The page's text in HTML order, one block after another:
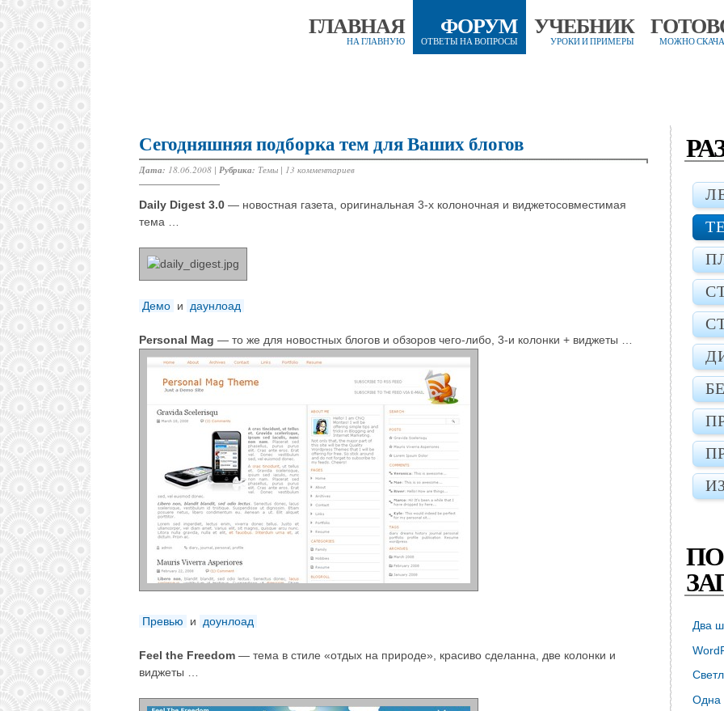
ГЛАВНАЯ
НА ГЛАВНУЮ
ФОРУМ
ОТВЕТЫ НА ВОПРОСЫ
УЧЕБНИК
УРОКИ И ПРИМЕРЫ МОЖНО
Сегодняшняя подборка тем для Ваших блогов
Дата: 18.06.2008 | Рубрика: Темы | 13 комментариев
Daily Digest 3.0 — новостная газета, оригинальная 3-х колоночная и виджетосовместимая
тема …
Демо и даунлоад
Personal Mag — то же для новостных блогов и обзоров чего-либо, 3-и колонки + виджеты …
Превью и доунлоад
Feel the Freedom — тема в стиле «отдых на природе», красиво сделанна, две колонки и
виджеты …
Два
Одна